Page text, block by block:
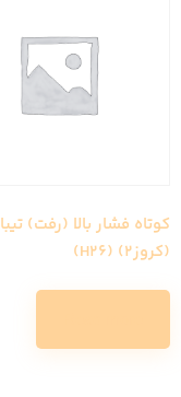
کوتاه فشار بالا (رفت) تیبا
(کروز2) (H26)